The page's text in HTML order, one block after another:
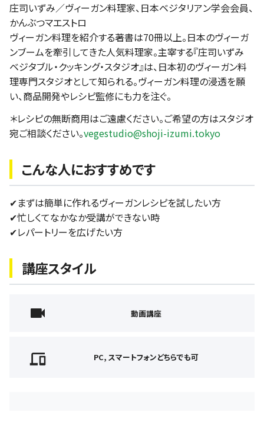
庄司いずみ／ヴィーガン料理家、日本ベジタリアン学会会員、
かんぶつマエストロ
ヴィーガン料理を紹介する著書は70冊以上。日本のヴィーガ
ンブームを牽引してきた人気料理家。主宰する『庄司いずみ
ベジタブル・クッキング・スタジオ』は、日本初のヴィーガン料
理専門スタジオとして知られる。ヴィーガン料理の浸透を願
い、商品開発やレシピ監修にも力を注ぐ。
＊レシピの無断商用はご遠慮ください。ご希望の方はスタジオ
宛ご相談ください。vegestudio@shoji-izumi.tokyo
こんな人におすすめです
✔︎まずは簡単に作れるヴィーガンレシピを試したい方
✔︎忙しくてなかなか受講ができない時
✔︎レパートリーを広げたい方
講座スタイル
動画講座
PC, スマートフォンどちらでも可